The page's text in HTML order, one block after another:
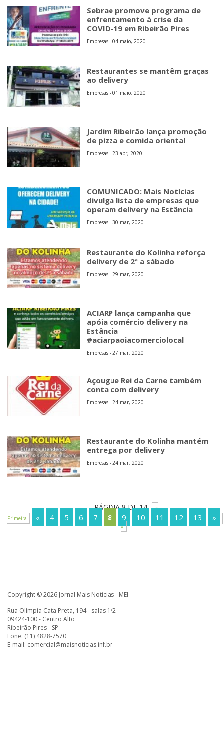
Sebrae promove programa de
enfrentamento à crise da
COVID-19 em Ribeirão Pires
Empresas - 04 maio, 2020
Restaurantes se mantêm graças
ao delivery
Empresas - 01 maio, 2020
Jardim Ribeirão lança promoção
de pizza e comida oriental
Empresas - 23 abr, 2020
COMUNICADO: Mais Notícias
divulga lista de empresas que
operam delivery na Estância
Empresas - 30 mar, 2020
Restaurante do Kolinha reforça
delivery de 2ª a sábado
Empresas - 29 mar, 2020
ACIARP lança campanha que
apóia comércio delivery na
Estância
#aciarpaoiacomerciolocal
Empresas - 27 mar, 2020
Açougue Rei da Carne também
conta com delivery
Empresas - 24 mar, 2020
Restaurante do Kolinha mantém
entrega por delivery
Empresas - 24 mar, 2020
PÁGINA 8 DE 14
«
Primeira
« 4 5 6 7 8 9 10 11 12 13 »
»
Copyright © 2026 Jornal Mais Noticias - MEI
Rua Olímpia Cata Preta, 194 - salas 1/2
09424-100 - Centro Alto
Ribeirão Pires - SP
Fone: (11) 4828-7570
E-mail: comercial@maisnoticias.inf.br